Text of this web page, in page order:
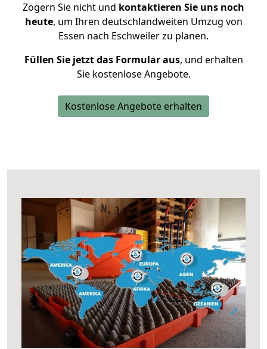
Zögern Sie nicht und kontaktieren Sie uns noch
heute, um Ihren deutschlandweiten Umzug von
Essen nach Eschweiler zu planen.
Füllen Sie jetzt das Formular aus, und erhalten
Sie kostenlose Angebote.
Kostenlose Angebote erhalten